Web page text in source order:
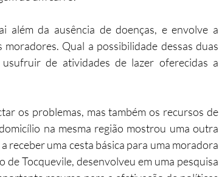
além da ausência de doenças, e envolve a
Qual a possibilidade dessas duas
de atividades de lazer oferecidas a
os problemas, mas também os recursos de
na mesma região mostrou uma outra
receber uma cesta básica para uma moradora
Tocquevile, desenvolveu em uma pesquisa